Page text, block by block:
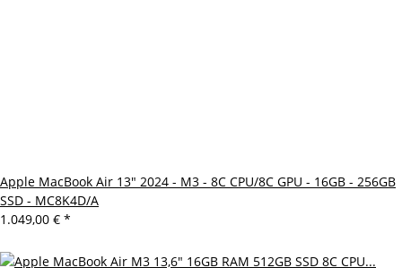
Apple MacBook Air 13" 2024 - M3 - 8C CPU/8C GPU - 16GB - 256GB
SSD - MC8K4D/A
1.049,00 € *